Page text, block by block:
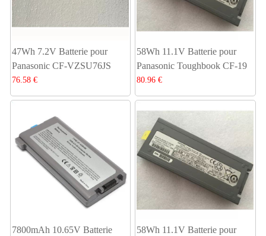
47Wh 7.2V Batterie pour
Panasonic CF-VZSU76JS
76.58 €
58Wh 11.1V Batterie pour
Panasonic Toughbook CF-19
80.96 €
7800mAh 10.65V Batterie
58Wh 11.1V Batterie pour